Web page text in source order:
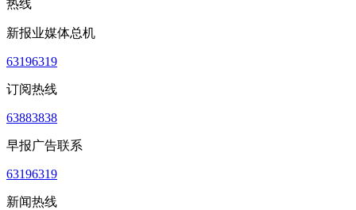
热线
新报业媒体总机
63196319
订阅热线
63883838
早报广告联系
63196319
新闻热线